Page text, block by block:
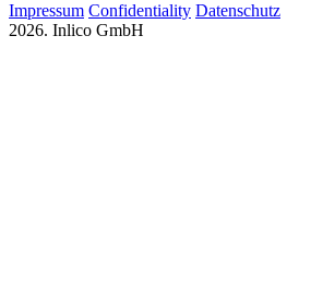
Impressum Confidentiality Datenschutz
2026. Inlico GmbH